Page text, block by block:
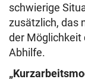
schwierige
zusätzlich, das
der Möglichkeit
Abhilfe.